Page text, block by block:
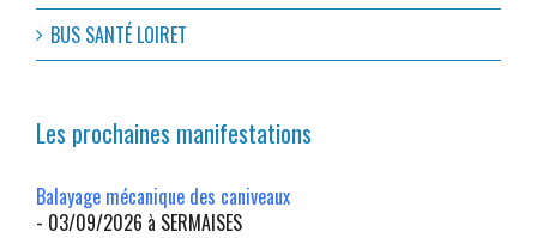
BUS SANTÉ LOIRET
Les prochaines manifestations
Balayage mécanique des caniveaux
- 03/09/2026 à SERMAISES